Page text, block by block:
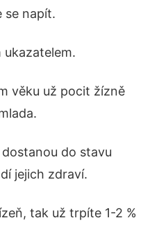
se napít.
ukazatelem.
věku už pocit žízně
do stavu
jejich zdraví.
tak už trpíte 1-2 %